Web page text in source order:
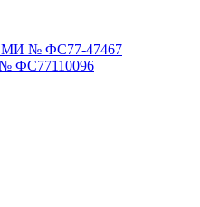
СМИ № ФС77-47467
ФС77110096